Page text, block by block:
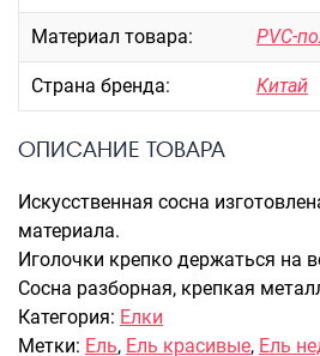
Новинки
Багаж
Чемоданы
Чемоданы на
Рюкзаки
чемоданов
Материал товара: PVC-
Страна бренда: Китай
ОПИСАНИЕ ТОВАРА
Искусственная сосна
материала.
Иголочки крепко держаться на
Сосна разборная, крепкая
Категория: Елки
Метки: Ель, Ель красивые, Ель